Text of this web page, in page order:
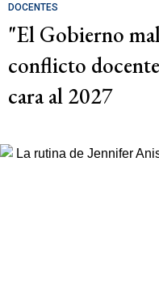
DOCENTES
"El Gobierno
conflicto
cara al 2027